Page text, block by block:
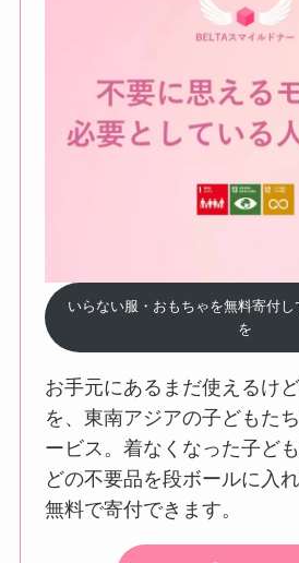
いらない服・おもちゃを無料寄付
を
お手元にあるまだ使えるけ
を、東南アジアの子どもた
ービス。着なくなった子ど
どの不要品を段ボールに入
無料で寄付できます。